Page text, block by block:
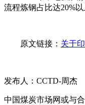
流程炼钢占比达20%以
原文链接： 关于
发布人：CCTD-周杰
中国煤炭市场网或与